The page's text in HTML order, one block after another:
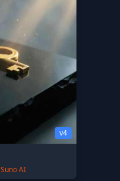
v4
Suno AI